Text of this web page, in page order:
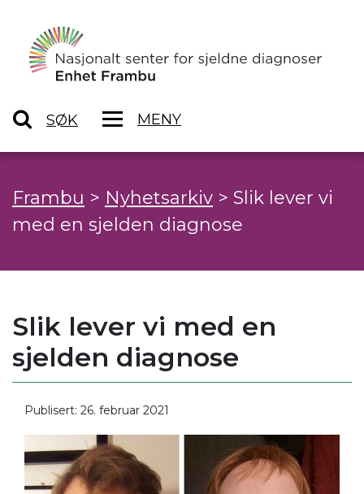
SØK MENY
Frambu > Nyhetsarkiv > Slik lever vi
med en sjelden diagnose
Slik lever vi med en
sjelden diagnose
Publisert: 26. februar 2021